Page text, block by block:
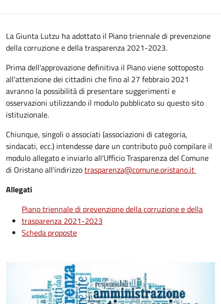
La Giunta Lutzu ha adottato il Piano triennale di prevenzione
della corruzione e della trasparenza 2021-2023.
Prima dell'approvazione definitiva il Piano viene sottoposto
all'attenzione dei cittadini che fino al 27 febbraio 2021
avranno la possibilità di presentare suggerimenti e
osservazioni utilizzando il modulo pubblicato su questo sito
istituzionale.
Chiunque, singoli o associati (associazioni di categoria,
sindacati, ecc.) intendesse dare un contributo può compilare il
modulo allegato e inviarlo all'Ufficio Trasparenza del Comune
di Oristano all'indirizzotrasparenza@comune.oristano.it
Allegati
Piano triennale di prevenzione della corruzione e della
trasparenza 2021-2023
Scheda proposte